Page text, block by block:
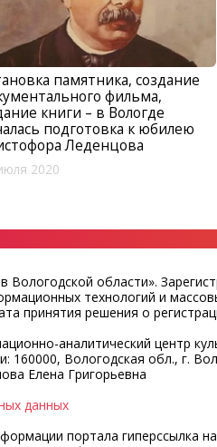
памятника, создание
фильма,
книги – в Вологде
подготовка к юбилею
Леденцова
2020
Вологодской области».
технологий и
принятия решения о
аналитический центр
160000, Вологодская обл., г.
Елена Григорьевна
данных
портала гиперссылка